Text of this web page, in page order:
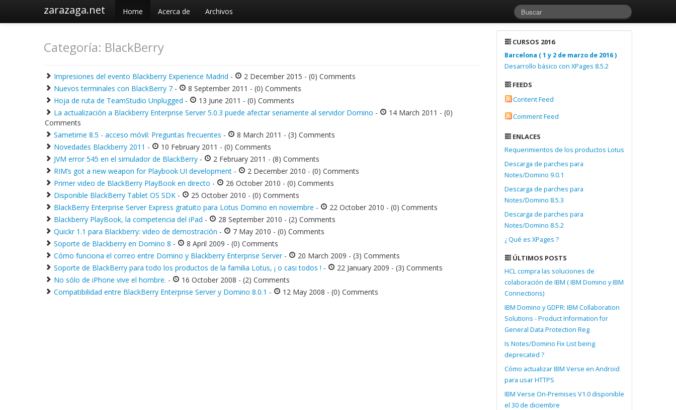
zarazaga.net Home Acerca de Archivos
Categoría: BlackBerry
Impresiones del evento Blackberry Experience Madrid -
2 December 2015 - (0) Comments
Nuevos terminales con BlackBerry 7 -
8 September 2011 - (0) Comments
Hoja de ruta de TeamStudio Unplugged -
13 June 2011 - (0) Comments
La actualización a Blackberry Enterprise Server 5.0.3 puede afectar seriamente al servidor Domino -
14 March 2011 - (0)
Comments
Sametime 8.5 - acceso móvil: Preguntas frecuentes -
8 March 2011 - (3) Comments
Novedades Blackberry 2011 -
10 February 2011 - (0) Comments
JVM error 545 en el simulador de BlackBerry -
2 February 2011 - (8) Comments
RIM’s got a new weapon for Playbook UI development -
2 December 2010 - (0) Comments
Primer video de BlackBerry PlayBook en directo -
26 October 2010 - (0) Comments
Disponible BlackBerry Tablet OS SDK -
25 October 2010 - (0) Comments
BlackBerry Enterprise Server Express gratuito para Lotus Domino en noviembre -
22 October 2010 - (0) Comments
Blackberry PlayBook, la competencia del iPad -
28 September 2010 - (2) Comments
Quickr 1.1 para Blackberry: video de demostración -
7 May 2010 - (0) Comments
Soporte de Blackberry en Domino 8 -
8 April 2009 - (0) Comments
Cómo funciona el correo entre Domino y Blackberry Enterprise Server-
20 March 2009 - (3) Comments
Soporte de BlackBerry para todo los productos de la familia Lotus, ¡ o casi todos ! -
22 January 2009 - (3) Comments
No sólo de iPhone vive el hombre. -
16 October 2008 - (2) Comments
Compatibilidad entre BlackBerry Enterprise Server y Domino 8.0.1 - 12 May 2008 - (0) Comments
CURSOS 2016
Barcelona ( 1 y 2 de marzo de 2016 )
Desarrollo básico con XPages 8.5.2
FEEDS
Content Feed
Comment Feed
ENLACES
Requerimientos de los productos Lotus
Descarga de parches para
Notes/Domino 9.0.1
Descarga de parches para
Notes/Domino 8.5.3
Descarga de parches para
Notes/Domino 8.5.2
¿ Qué es XPages ?
ÚLTIMOS POSTS
HCL compra las soluciones de
colaboración de IBM ( IBM Domino y IBM
Connections)
IBM Domino y GDPR: IBM Collaboration
Solutions - Product Information for
General Data Protection Reg
Is Notes/Domino Fix List being
deprecated ?
Cómo actualizar IBM Verse en Android
para usar HTTPS
IBM Verse On-Premises V1.0 disponible
el 30 de diciembre